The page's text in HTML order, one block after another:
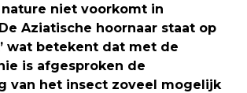
niet voorkomt in
Aziatische hoornaar staat op
wat betekent dat met de
is afgesproken de
van het insect zoveel mogelijk